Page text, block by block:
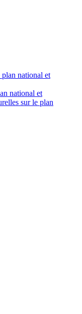
national et
sur le plan
LA HAAC N°0134/